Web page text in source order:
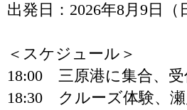
出発日：2026年8月9日（
＜スケジュール＞
18:00 三原港に集合、受
18:30 クルーズ体験、